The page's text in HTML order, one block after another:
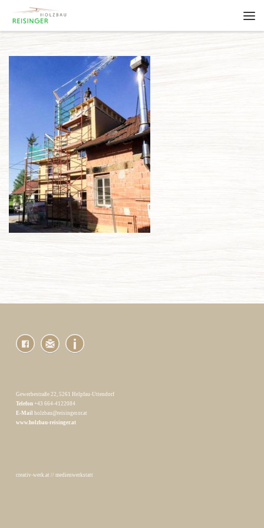
Gewerbestraße 22, 5261 Helpfau-Uttendorf
Telefon+43 664-4122084
E-Mail
holzbau@reisinger.or.at
www.holzbau-reisinger.at
creativ-werk.at // medienwerkstatt